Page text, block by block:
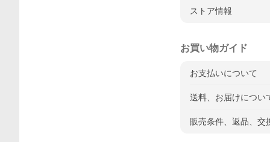
ストア情報
お買い物ガイド
お支払いについて
送料、お届けについ
販売条件、返品、交